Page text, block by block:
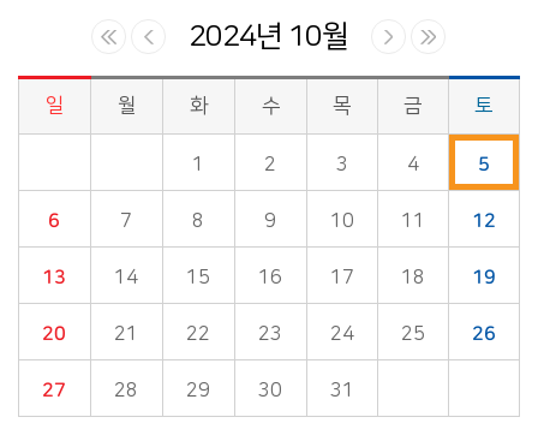
2024년 10월
시정업무추진 > 시장일정 게시판의 (2024년 10월) 달력형태로 일정명, 일정내용을 제공합니다.
일 월 화 수 목 금 토
1 2 3 4 5
6 7 8 9 10 11 12
13 14 15 16 17 18 19
20 21 22 23 24 25 26
27 28 29 30 31